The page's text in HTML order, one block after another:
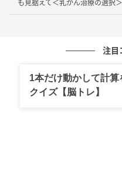
※記事の内容は公開当
場合があります。記事の
著者：黒井未来／30代女
イラスト：アゲちゃん
も見据えて＜乳がん治療の選択＞
注目
1本だけ動かして計
クイズ【脳トレ】